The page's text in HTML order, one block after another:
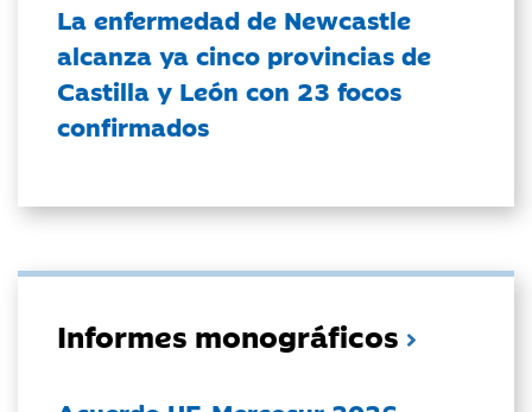
La enfermedad de Newcastle
alcanza ya cinco provincias de
Castilla y León con 23 focos
confirmados
Informes monográficos